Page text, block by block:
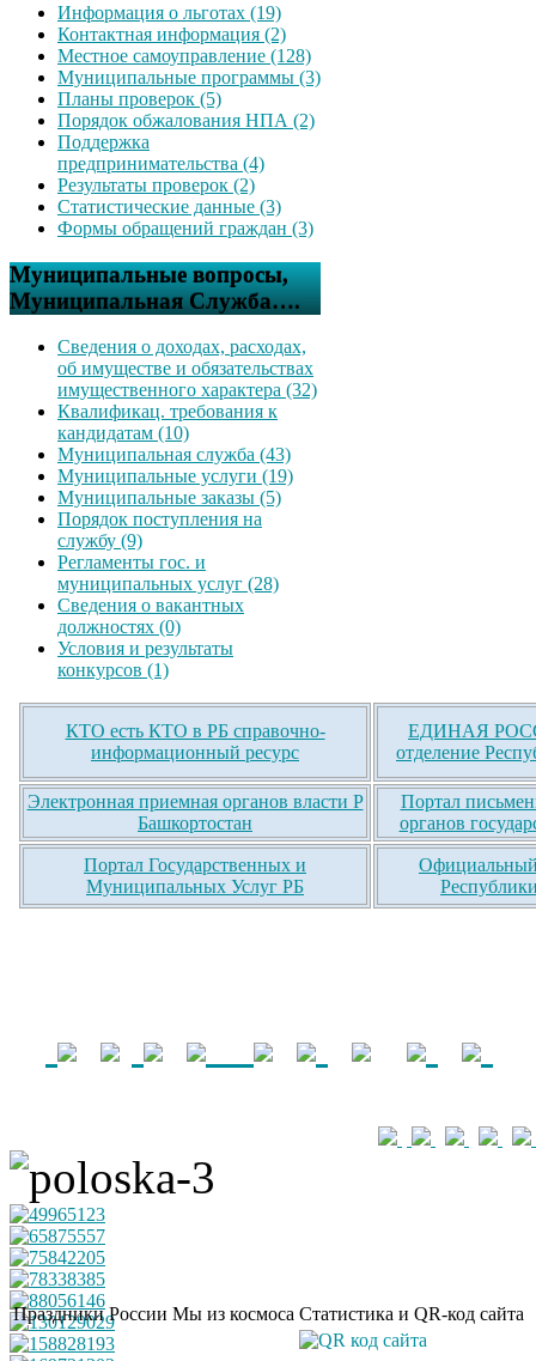
Информация о льготах (19)
Контактная информация (2)
Местное самоуправление (128)
Муниципальные программы (3)
Планы проверок (5)
Порядок обжалования НПА (2)
Поддержка
предпринимательства (4)
Результаты проверок (2)
Статистические данные (3)
Формы обращений граждан (3)
Муниципальные вопросы,
Муниципальная Служба….
Сведения о доходах, расходах,
об имуществе и обязательствах
имущественного характера (32)
Квалификац. требования к
кандидатам (10)
Муниципальная служба (43)
Муниципальные услуги (19)
Муниципальные заказы (5)
Порядок поступления на
службу (9)
Регламенты гос. и
муниципальных услуг (28)
Сведения о вакантных
должностях (0)
Условия и результаты
конкурсов (1)
КТО есть КТО в РБ справочно-
информационный ресурс
ЕДИНАЯ
отделение
Электронная приемная органов власти Р
Башкортостан
Портал
органов
Портал Государственных и
Муниципальных Услуг РБ
Официальный
Праздники России Мы из космоса Статистика и QR-код сайта